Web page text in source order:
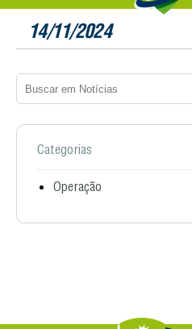
14/11/2024
Categorias
Operação